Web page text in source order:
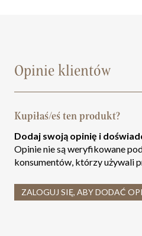
Opinie klientów
Kupiłaś/eś ten produkt?
Dodaj swoją opinię i
Opinie nie są weryfikowane
konsumentów, którzy używali
ZALOGUJ SIĘ, ABY DODAĆ